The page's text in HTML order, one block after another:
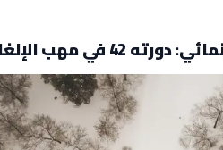
في مهب الإلغاء